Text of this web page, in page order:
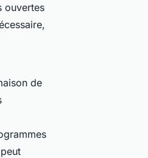
ouvertes
de